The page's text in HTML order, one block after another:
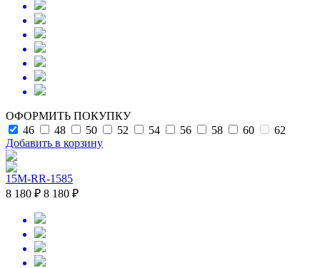
ОФОРМИТЬ ПОКУПКУ
46
48 50 52 54 56 58 60
62
Добавить в корзину
15M-RR-1585
8 180 ₽ 8 180 ₽